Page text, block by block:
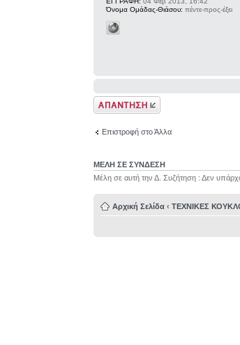
Όνομα Ομάδας-Θιάσου: πέντε-προς-έξει
Δημιουργία
απάντησης
Επιστροφή στο Άλλα
ΜΕΛΗ ΣΕ ΣΥΝΔΕΣΗ
Μέλη σε αυτή την Δ. Συζήτηση : Δεν
Αρχική Σελίδα ‹ ΤΕΧΝΙΚΕΣ